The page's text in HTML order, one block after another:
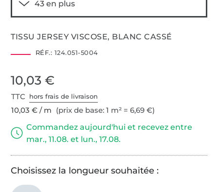
TISSU JERSEY VISCOSE, BLANC CASSÉ
RÉF.: 124.051-5004
10,03 €
TTC hors frais de livraison
10,03 € / m (prix de base: 1 m² = 6,69 €)
Commandez aujourd'hui et recevez entre
mar., 11.08. et lun., 17.08.
Choisissez la longueur souhaitée :